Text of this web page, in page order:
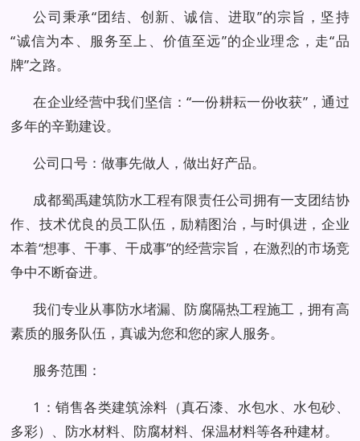
公司秉承“团结、创新、诚信、进取”的宗旨，坚持
“诚信为本、服务至上、价值至远”的企业理念，走“品
牌”之路。
在企业经营中我们坚信：“一份耕耘一份收获”，通过
多年的辛勤建设。
公司口号：做事先做人，做出好产品。
成都蜀禹建筑防水工程有限责任公司拥有一支团结协
作、技术优良的员工队伍，励精图治，与时俱进，企业
本着“想事、干事、干成事”的经营宗旨，在激烈的市场竞
争中不断奋进。
我们专业从事防水堵漏、防腐隔热工程施工，拥有高
素质的服务队伍，真诚为您和您的家人服务。
服务范围：
1：销售各类建筑涂料（真石漆、水包水、水包砂、
多彩）、防水材料、防腐材料、保温材料等各种建材。